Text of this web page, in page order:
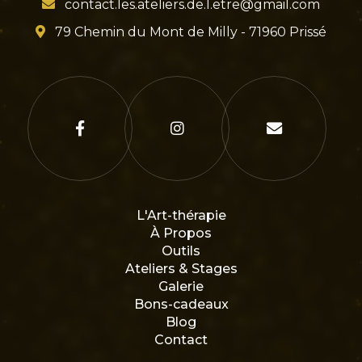
contact.les.ateliers.de.l.etre@gmail.com
79 Chemin du Mont de Milly - 71960 Prissé
L'Art-thérapie
À Propos
Outils
Ateliers & Stages
Galerie
Bons-cadeaux
Blog
Contact